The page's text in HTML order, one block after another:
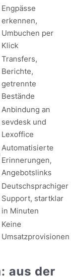
Engpässe
erkennen,
Umbuchen per
Klick
Transfers,
Berichte,
getrennte
Bestände
Anbindung an
sevdesk und
Lexoffice
Automatisierte
Erinnerungen,
Angebotslinks
Deutschsprachiger
Support, startklar
in Minuten
Keine
Umsatzprovisionen
aus der